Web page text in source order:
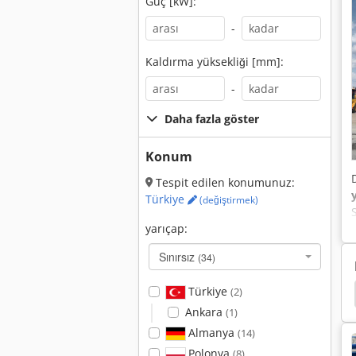
-
Kaldırma yüksekliği [mm]:
-
Daha fazla göster
Konum
Tespit edilen konumunuz:
Türkiye
(değiştirmek)
yarıçap:
Sınırsız (34)
Türkiye (2)
Ankara (1)
Almanya (14)
Hyundai Paletli Ekskavatör